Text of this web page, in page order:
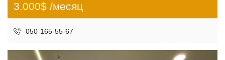
3.000$ /месяц
050-165-55-67